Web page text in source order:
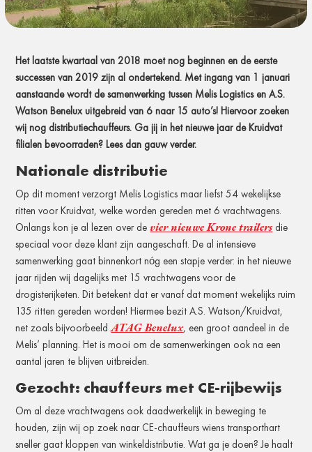
Het laatste kwartaal van 2018 moet nog beginnen en de eerste
successen van 2019 zijn al ondertekend. Met ingang van 1 januari
aanstaande wordt de samenwerking tussen Melis Logistics en A.S.
Watson Benelux uitgebreid van 6 naar 15 auto’s! Hiervoor zoeken
wij nog distributiechauffeurs. Ga jij in het nieuwe jaar de Kruidvat
filialen bevoorraden? Lees dan gauw verder.
Nationale distributie
Op dit moment verzorgt Melis Logistics maar liefst 54 wekelijkse
ritten voor Kruidvat, welke worden gereden met 6 vrachtwagens.
Onlangs kon je al lezen over devier nieuwe Krone trailersdie
speciaal voor deze klant zijn aangeschaft. De al intensieve
samenwerking gaat binnenkort nóg een stapje verder: in het nieuwe
jaar rijden wij dagelijks met 15 vrachtwagens voor de
drogisterijketen. Dit betekent dat er vanaf dat moment wekelijks ruim
135 ritten gereden worden! Hiermee bezit A.S. Watson/Kruidvat,
net zoals bijvoorbeeldATAG Benelux, een groot aandeel in de
Melis’ planning. Het is mooi om de samenwerkingen ook na een
aantal jaren te blijven uitbreiden.
Gezocht: chauffeurs met CE-rijbewijs
Om al deze vrachtwagens ook daadwerkelijk in beweging te
houden, zijn wij op zoek naar CE-chauffeurs wiens transporthart
sneller gaat kloppen van winkeldistributie. Wat ga je doen? Je haalt